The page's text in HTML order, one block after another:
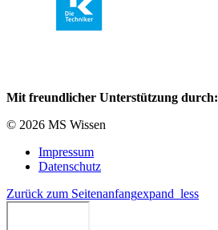
Mit freundlicher Unterstützung durch:
© 2026 MS Wissen
Impressum
Datenschutz
Zurück zum Seitenanfangexpand_less